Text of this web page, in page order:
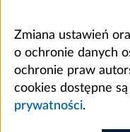
Zmiana ustawień
o ochronie danych
ochronie praw
cookies dostępne
prywatności.